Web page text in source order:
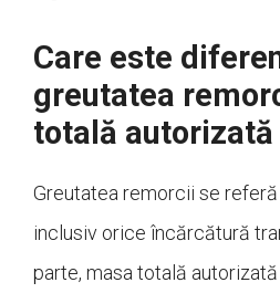
Care este
greutatea
totală autorizată
Greutatea remorcii se
inclusiv orice încărcătură
parte, masa totală